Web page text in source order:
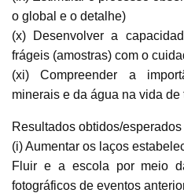
o global e o detalhe)
(x) Desenvolver a
frágeis (amostras) com o
(xi) Compreender a
minerais e da água na vida de
Resultados obtidos/
(i) Aumentar os laços
Fluir e a escola por meio
fotográficos de eventos